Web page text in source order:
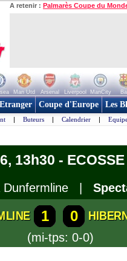
A retenir : Palmarès Coupe du
Man Utd Arsenal Liverpool ManCity
Etranger Coupe d'Europe Les
| Buteurs | Calendrier |
13h30 -
Dunfermline |
1 0
(mi-tps: 0-0)